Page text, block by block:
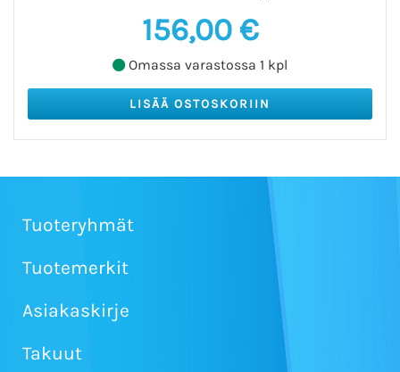
156,00 €
Omassa varastossa 1 kpl
Tuoteryhmät
Tuotemerkit
Asiakaskirje
Takuut